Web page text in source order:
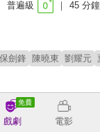
普遍級 45 分鐘
保劍鋒 陳曉東 劉耀元
戲劇 電影